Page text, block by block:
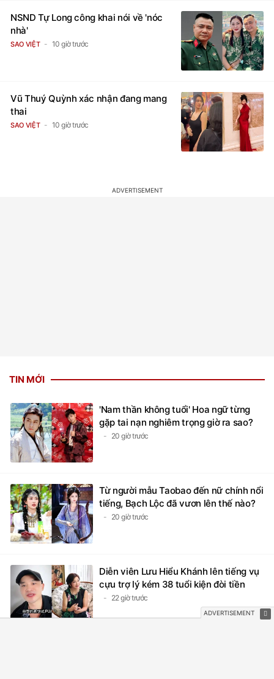
nhà'
SAO VIỆT
thai
SAO VIỆT
gặp tai nạn nghiêm trọng giờ ra sao?
20 giờ trước
tiếng, Bạch Lộc đã vươn lên thế nào?
20 giờ trước
cựu trợ lý kém 38 tuổi kiện đòi tiền
22 giờ trước